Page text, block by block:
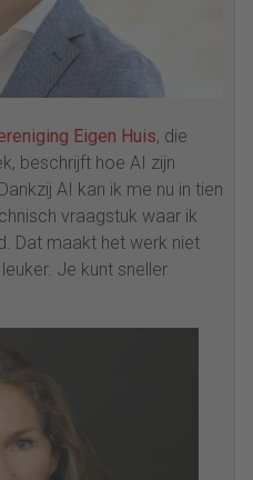
Eigen Huis, die
beschrijft hoe AI zijn
AI kan ik me nu in tien
vraagstuk waar ik
Dat maakt het werk niet
Je kunt sneller